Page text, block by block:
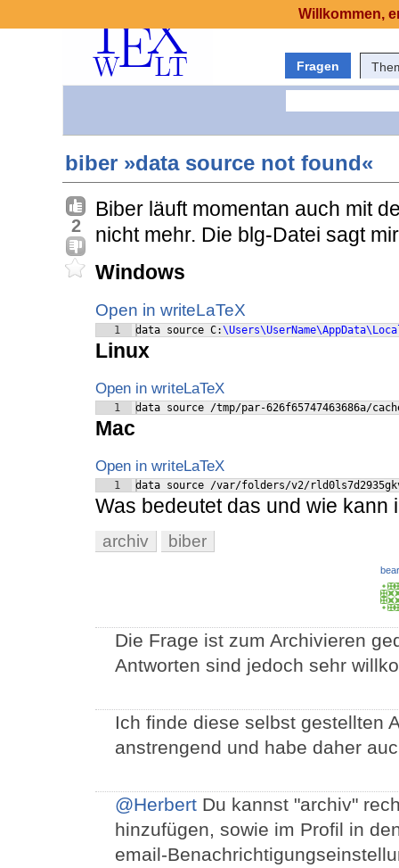
Fragen
biber »data source not found«
2
Biber läuft momentan auch mit
nicht mehr. Die blg-Datei sagt
Windows
Open in writeLaTeX
1 data source C:
Linux
Open in writeLaTeX
1 data source /tmp/par-626f65747463686a/
Mac
Open in writeLaTeX
1 data source /var/folders/v2/
Was bedeutet das und wie kann
archiv biber
Die Frage ist zum Archivieren
Antworten sind jedoch sehr
Ich finde diese selbst gestellten
anstrengend und habe daher
@Herbert Du kannst "archiv"
hinzufügen, sowie im Profil in
email-
Willkommen,